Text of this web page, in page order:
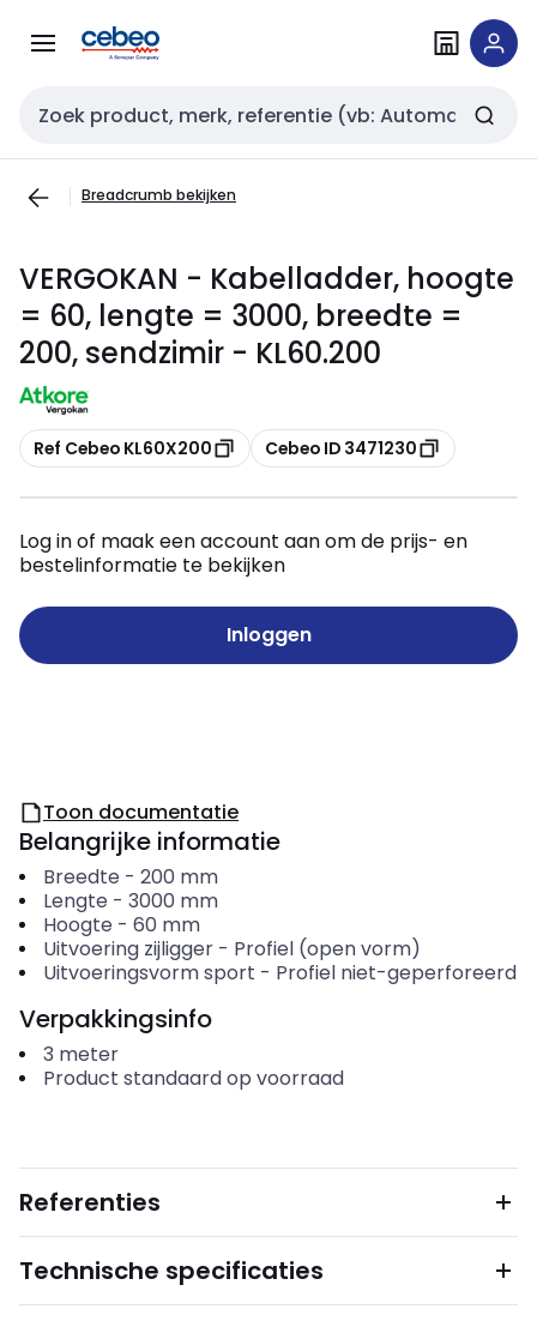
naar
naar
Zoekveld invoer
Breadcrumb bekijken
VERGOKAN - Kabelladder, hoogte
= 60, lengte = 3000, breedte =
200, sendzimir - KL60.200
Kopiëren
Ref Cebeo KL60X200 Kopiëren
Cebeo ID 3471230
Log in of maak een account aan om de prijs- en
bestelinformatie te bekijken
Inloggen
Toon documentatie
Belangrijke informatie
Breedte - 200 mm
Lengte - 3000 mm
Hoogte - 60 mm
Uitvoering zijligger- Profiel (open vorm)
Uitvoeringsvorm sport - Profiel niet-geperforeerd
Verpakkingsinfo
3 meter
Product standaard op voorraad
Referenties
Technische specificaties